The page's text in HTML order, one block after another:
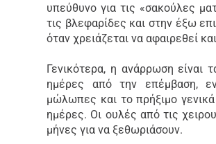
υπεύθυνο για τις «σακούλες
τις βλεφαρίδες και στην έξω
όταν χρειάζεται να αφαιρεθεί
Γενικότερα, η ανάρρωση είναι
ημέρες από την επέμβαση,
μώλωπες και το πρήξιμο
ημέρες. Οι ουλές από τις
μήνες για να ξεθωριάσουν.